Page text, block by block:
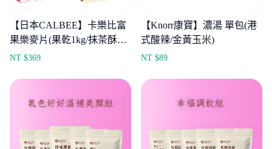
【日本CALBEE】卡樂比富
果樂麥片(果乾1kg/抹茶酥脆
800g)
NT $369
【Knorr康寶】濃湯 單包(港
式酸辣/金黃玉米)
NT $89